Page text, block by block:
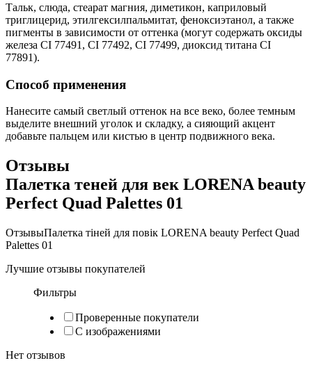
Тальк, слюда, стеарат магния, диметикон, каприловый
триглицерид, этилгексилпальмитат, феноксиэтанол, а также
пигменты в зависимости от оттенка (могут содержать оксиды
железа CI 77491, CI 77492, CI 77499, диоксид титана CI
77891).
Способ применения
Нанесите самый светлый оттенок на все веко, более темным
выделите внешний уголок и складку, а сияющий акцент
добавьте пальцем или кистью в центр подвижного века.
Отзывы
Палетка теней для век LORENA beauty
Perfect Quad Palettes 01
ОтзывыПалетка тіней для повік LORENA beauty Perfect Quad
Palettes 01
Лучшие отзывы покупателей
Фильтры
Проверенные покупатели
С изображениями
Нет отзывов